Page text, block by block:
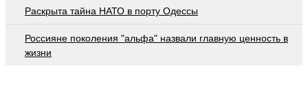
Раскрыта тайна НАТО в порту Одессы
Россияне поколения "альфа" назвали главную ценность в
жизни